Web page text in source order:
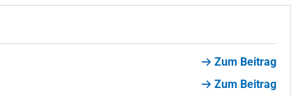
Zum Beitrag
Zum Beitrag